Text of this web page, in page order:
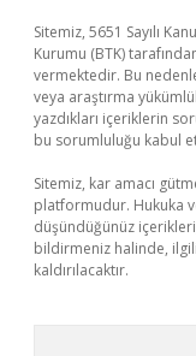
Sitemiz, 5651 Sayılı
Kurumu (BTK)
vermektedir. Bu
veya araştırma
yazdıkları içeriklerin
bu sorumluluğu kabul
Sitemiz, kar amacı
platformudur. Hukuka
düşündüğünüz
bildirmeniz halinde,
kaldırılacaktır.